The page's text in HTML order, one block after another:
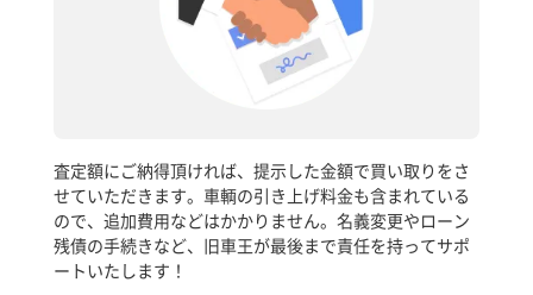
査定額にご納得頂ければ、提示した金額で買い取りをさ
せていただきます。車輌の引き上げ料金も含まれている
ので、追加費用などはかかりません。名義変更やローン
残債の手続きなど、旧車王が最後まで責任を持ってサポ
ートいたします！